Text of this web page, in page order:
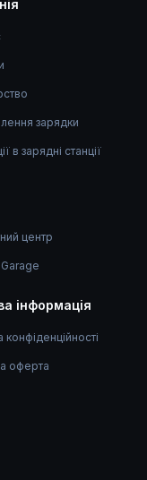
зарядки
в зарядні станції
центр
інформація
конфіденційності
оферта